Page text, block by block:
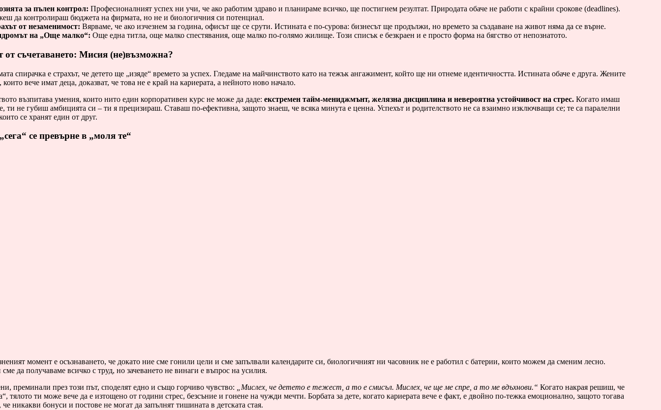
за пълен контрол: Професионалният успех ни учи, че ако работим здраво и планираме всичко, ще постигнем резултат. Природата обаче не работи с крайни срокове (deadlines).
да контролираш бюджета на фирмата, но не и биологичния си потенциал.
от незаменимост: Вярваме, че ако изчезнем за година, офисът ще се срути. Истината е по-сурова: бизнесът ще продължи, но времето за създаване на живот няма да се върне.
на „Още малко“: Още една титла, още малко спестявания, още малко по-голямо жилище. Този списък е безкраен и е просто форма на бягство от непознатото.
от съчетаването: Мисия (не)възможна?
спирачка е страхът, че детето ще „изяде“ времето за успех. Гледаме на майчинството като на тежък ангажимент, който ще ни отнеме идентичността. Истината обаче е друга. Жените
които вече имат деца, доказват, че това не е край на кариерата, а нейното ново начало.
възпитава умения, които нито един корпоративен курс не може да даде: екстремен тайм-мениджмънт, желязна дисциплина и невероятна устойчивост на стрес. Когато имаш
ти не губиш амбицията си – ти я прецизираш. Ставаш по-ефективна, защото знаеш, че всяка минута е ценна. Успехът и родителството не са взаимно изключващи се; те са паралелни
се хранят един от друг.
се превърне в „моля те“
момент е осъзнаването, че докато ние сме гонили цели и сме запълвали календарите си, биологичният ни часовник не е работил с батерии, които можем да сменим лесно.
да получаваме всичко с труд, но зачеването не винаги е въпрос на усилия.
преминали през този път, споделят едно и също горчиво чувство:
„Мислех, че детето е тежест, а то е смисъл. Мислех, че ще ме спре, а то ме вдъхнови.“ Когато накрая решиш, че
тялото ти може вече да е изтощено от години стрес, безсъние и гонене на чужди мечти. Борбата за дете, когато кариерата вече е факт, е двойно по-тежка емоционално, защото тогава
никакви бонуси и постове не могат да запълнят тишината в детската стая.